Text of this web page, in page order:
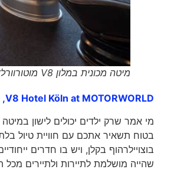
מיטה מכונית במלון V8 מוטורוורלד (צילום יח"צ חו"ל בוקינג.קום)
V8 Hotel Köln at MOTORWORLD,
מי אמר שרק ילדים יכולים לישון
בטוח תשאיר אתכם עם חוויית טיול
בוצויילרהוף בקלן, ויש בו חדרים
שהייה מושלמת לתיירות ולתיירים